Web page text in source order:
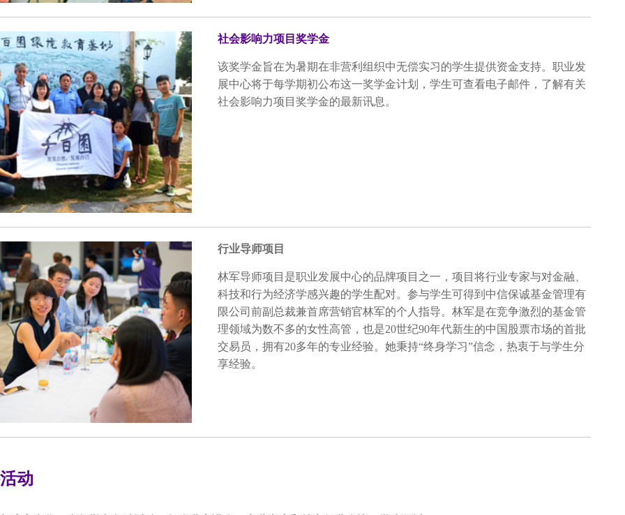
社会影响力项目奖学金
该奖学金旨在为暑期在非营利组织中无偿实习的学生提供资金支持。职业发
展中心将于每学期初公布这一奖学金计划，学生可查看电子邮件，了解有关
社会影响力项目奖学金的最新讯息。
行业导师项目
林军导师项目是职业发展中心的品牌项目之一，项目将行业专家与对金融、
科技和行为经济学感兴趣的学生配对。参与学生可得到中信保诚基金管理有
限公司前副总裁兼首席营销官林军的个人指导。林军是在竞争激烈的基金管
理领域为数不多的女性高管，也是20世纪90年代新生的中国股票市场的首批
交易员，拥有20多年的专业经验。她秉持“终身学习”信念，热衷于与学生分
享经验。
动